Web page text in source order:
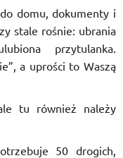
domu, dokumenty i
stale rośnie: ubrania
przytulanka.
a uprości to Waszą
tu również należy
50 drogich,